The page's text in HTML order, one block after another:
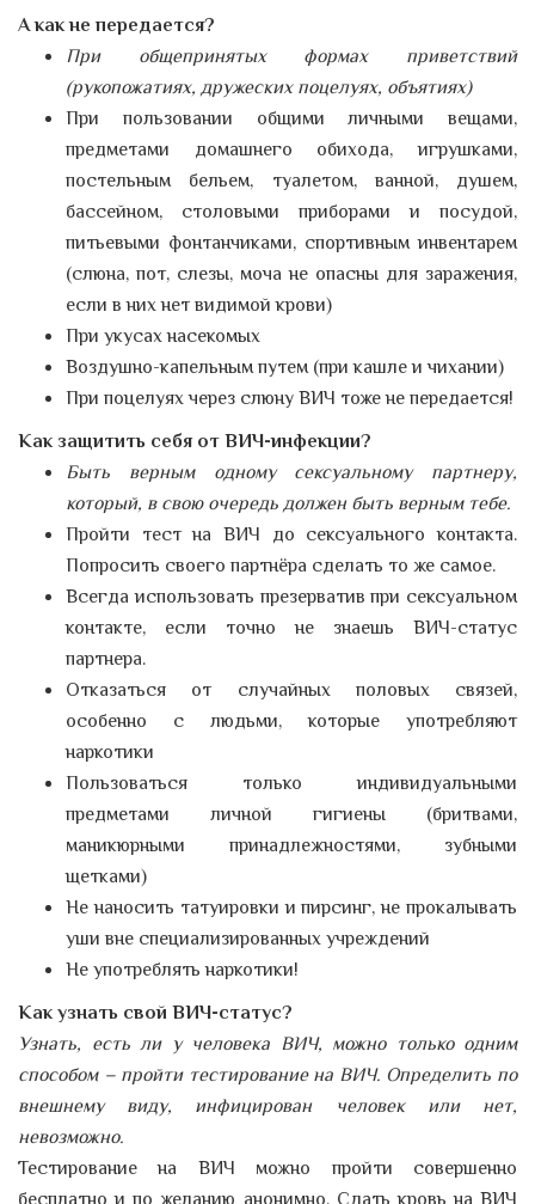
А как не передается?
При общепринятых формах приветствий
(рукопожатиях, дружеских поцелуях, объятиях)
При пользовании общими личными вещами,
предметами домашнего обихода, игрушками,
постельным бельем, туалетом, ванной, душем,
бассейном, столовыми приборами и посудой,
питьевыми фонтанчиками, спортивным инвентарем
(слюна, пот, слезы, моча не опасны для заражения,
если в них нет видимой крови)
При укусах насекомых
Воздушно-капельным путем (при кашле и чихании)
При поцелуях через слюну ВИЧ тоже не передается!
Как защитить себя от ВИЧ-инфекции?
Быть верным одному сексуальному партнеру,
который, в свою очередь должен быть верным тебе.
Пройти тест на ВИЧ до сексуального контакта.
Попросить своего партнёра сделать то же самое.
Всегда использовать презерватив при сексуальном
контакте, если точно не знаешь ВИЧ-статус
партнера.
Отказаться от случайных половых связей,
особенно с людьми, которые употребляют
наркотики
Пользоваться только индивидуальными
предметами личной гигиены (бритвами,
маникюрными принадлежностями, зубными
щетками)
Не наносить татуировки и пирсинг, не прокалывать
уши вне специализированных учреждений
Не употреблять наркотики!
Как узнать свой ВИЧ-статус?
Узнать, есть ли у человека ВИЧ, можно только одним
способом – пройти тестирование на ВИЧ. Определить по
внешнему виду, инфицирован человек или нет,
невозможно.
Тестирование на ВИЧ можно пройти совершенно